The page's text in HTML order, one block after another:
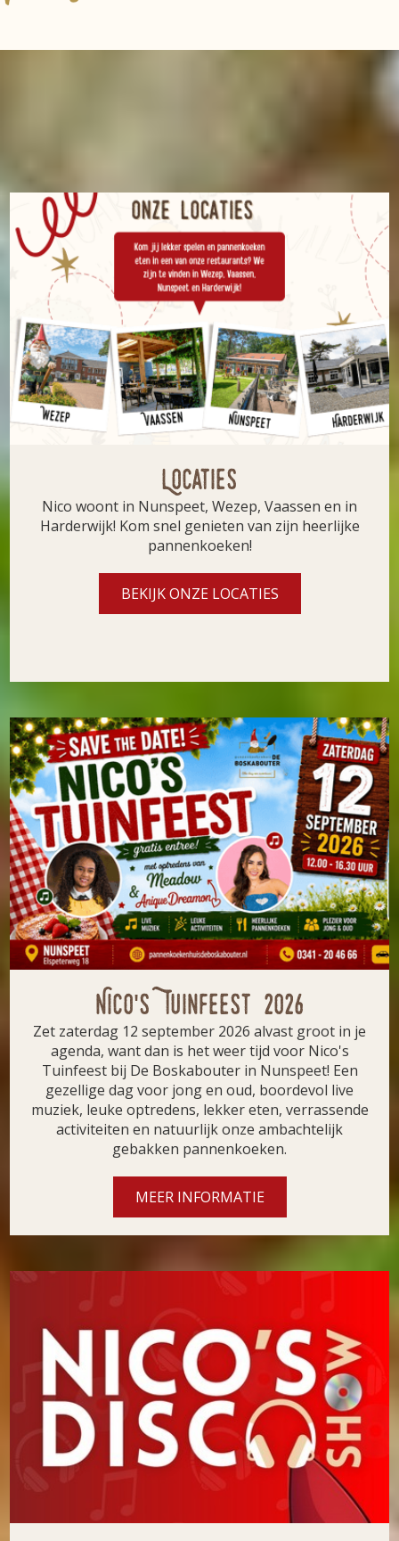
Locaties
Nico woont in Nunspeet, Wezep, Vaassen en in
Harderwijk! Kom snel genieten van zijn heerlijke
pannenkoeken!
BEKIJK ONZE LOCATIES
Nico's Tuinfeest 2026
Zet zaterdag 12 september 2026 alvast groot in je
agenda, want dan is het weer tijd voor Nico's
Tuinfeest bij De Boskabouter in Nunspeet! Een
gezellige dag voor jong en oud, boordevol live
muziek, leuke optredens, lekker eten, verrassende
activiteiten en natuurlijk onze ambachtelijk
gebakken pannenkoeken.
MEER INFORMATIE